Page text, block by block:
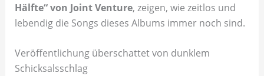
Hälfte“ von Joint Venture, zeigen, wie zeitlos und
lebendig die Songs dieses Albums immer noch sind.
Veröffentlichung überschattet von dunklem
Schicksalsschlag